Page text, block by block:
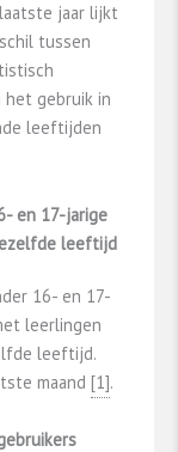
jaar lijkt
tussen
het gebruik in
leeftijden
en 17-jarige
leeftijd
16- en 17-
leerlingen
leeftijd.
maand ​[1]​.